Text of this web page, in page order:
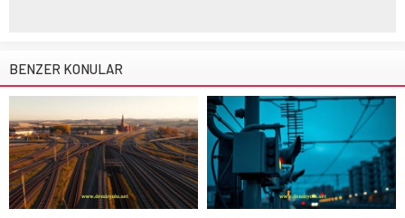
BENZER KONULAR